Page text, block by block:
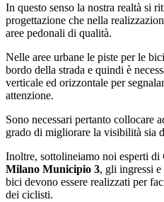
In questo senso la nostra realtà si
progettazione che nella
aree pedonali di qualità.
Nelle aree urbane le piste per le
bordo della strada e quindi è
verticale ed orizzontale per
attenzione.
Sono necessari pertanto collocare
grado di migliorare la visibilità sia
Inoltre, sottolineiamo noi esperti di
Milano Municipio 3, gli ingressi
bici devono essere realizzati per
dei ciclisti.